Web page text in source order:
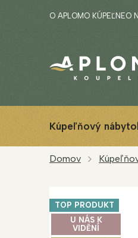
O APLOMO KÚPEĽNEO
Kúpeľňový
Domov
TOP PRODUKT
U NÁS K
VIDĚNÍ